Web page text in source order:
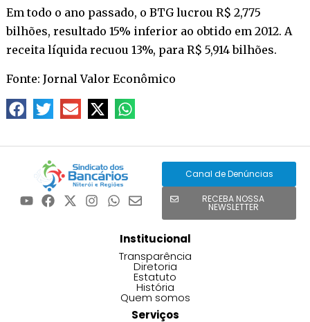
Em todo o ano passado, o BTG lucrou R$ 2,775
bilhões, resultado 15% inferior ao obtido em 2012. A
receita líquida recuou 13%, para R$ 5,914 bilhões.
Fonte: Jornal Valor Econômico
Canal de Denúncias
RECEBA NOSSA
NEWSLETTER
Institucional
Transparência
Diretoria
Estatuto
História
Quem somos
Serviços